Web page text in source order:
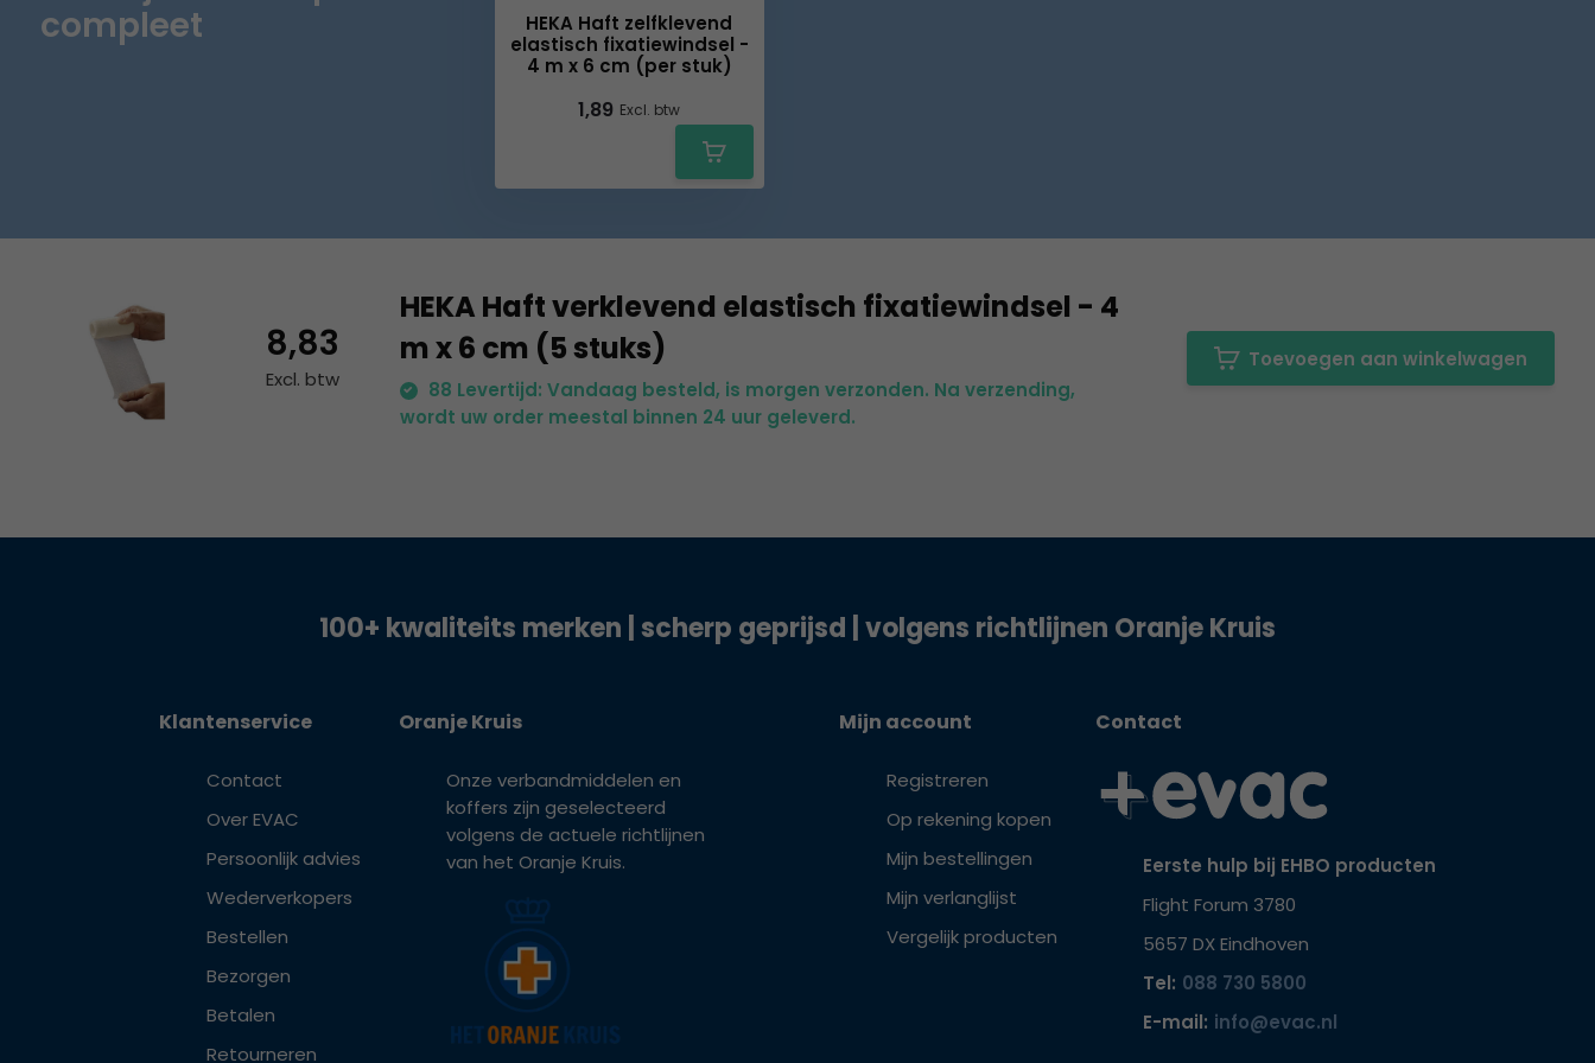
compleet
HEKA Haft zelfklevend
elastisch fixatiewindsel -
4 m x 6 cm (per stuk)
1,89 Excl. btw
8,83
Excl. btw
HEKA Haft verklevend elastisch fixatiewindsel - 4
m x 6 cm (5 stuks)
88 Levertijd: Vandaag besteld, is morgen verzonden. Na verzending,
wordt uw order meestal binnen 24 uur geleverd.
Toevoegen aan winkelwagen
100+ kwaliteits merken | scherp geprijsd | volgens richtlijnen Oranje Kruis
Klantenservice
Contact
Over EVAC
Persoonlijk advies
Wederverkopers
Bestellen
Bezorgen
Betalen
Retourneren
Oranje Kruis
Onze verbandmiddelen en
koffers zijn geselecteerd
volgens de actuele richtlijnen
van het Oranje Kruis.
Mijn account
Registreren
Op rekening kopen
Mijn bestellingen
Mijn verlanglijst
Vergelijk producten
Contact
Eerste hulp bij EHBO producten
Flight Forum 3780
5657 DX Eindhoven
Tel: 088 730 5800
E-mail: info@evac.nl